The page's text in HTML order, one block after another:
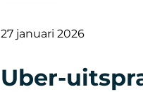
27 januari 2026
Uber-